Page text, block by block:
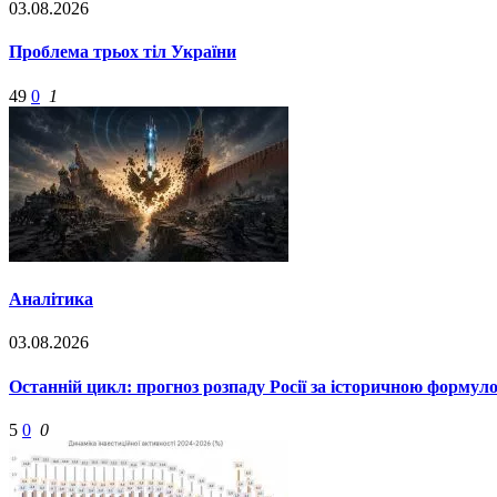
03.08.2026
Проблема трьох тіл України
49 0 1
Аналітика
03.08.2026
Останній цикл: прогноз розпаду Росії за історичною
5 0 0